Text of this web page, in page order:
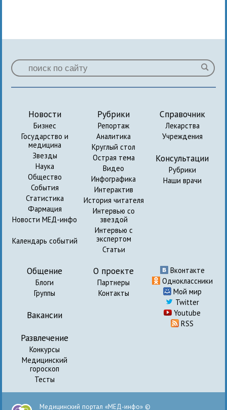
Новости
Бизнес
Государство и
медицина
Звезды
Наука
Общество
События
Статистика
Фармация
Новости МЕД-инфо
Календарь событий
Рубрики
Репортаж
Аналитика
Круглый стол
Острая тема
Видео
Инфографика
Интерактив
История читателя
Интервью со
звездой
Интервью с
экспертом
Статьи
Справочник
Лекарства
Учреждения
Консультации
Рубрики
Наши врачи
Общение
Блоги
Группы
Вакансии
Развлечение
Конкурсы
Медицинский
гороскоп
Тесты
О проекте
Партнеры
Контакты
Вконтакте
Одноклассники
Мой мир
Twitter
Youtube
RSS
Медицинский портал «МЕД-инфо» ©